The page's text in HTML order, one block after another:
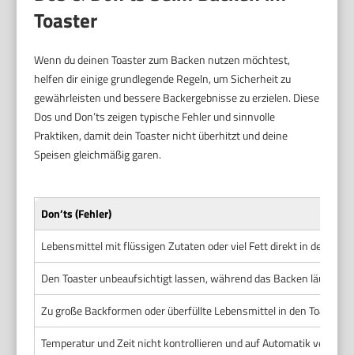
Toaster
Wenn du deinen Toaster zum Backen nutzen möchtest,
helfen dir einige grundlegende Regeln, um Sicherheit zu
gewährleisten und bessere Backergebnisse zu erzielen. Diese
Dos und Don’ts zeigen typische Fehler und sinnvolle
Praktiken, damit dein Toaster nicht überhitzt und deine
Speisen gleichmäßig garen.
Don’ts (Fehler)
Lebensmittel mit flüssigen Zutaten oder viel Fett direkt in den
Den Toaster unbeaufsichtigt lassen, während das Backen läuft.
Zu große Backformen oder überfüllte Lebensmittel in den Toaster
Temperatur und Zeit nicht kontrollieren und auf Automatik